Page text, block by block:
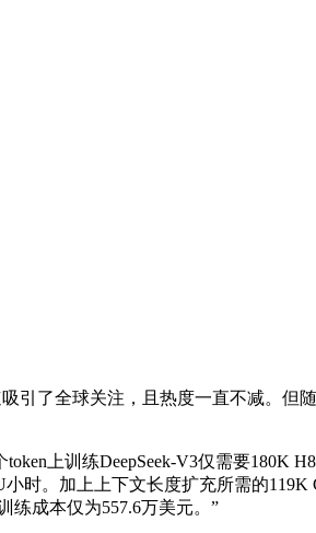
了全球关注，且热度一直不减。但
上训练DeepSeek-V3仅需要180K
。加上上下文长度扩充所需的119K
练成本仅为557.6万美元。”